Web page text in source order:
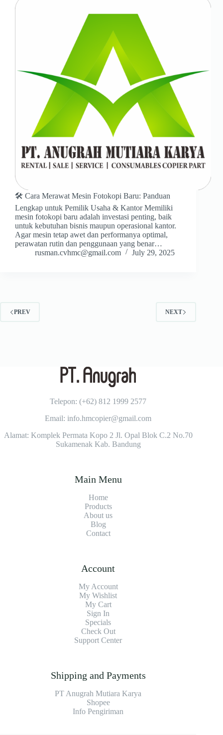
🛠️ Cara Merawat Mesin Fotokopi Baru: Panduan
Lengkap untuk Pemilik Usaha & Kantor Memiliki
mesin fotokopi baru adalah investasi penting, baik
untuk kebutuhan bisnis maupun operasional kantor.
Agar mesin tetap awet dan performanya optimal,
perawatan rutin dan penggunaan yang benar…
rusman.cvhmc@gmail.com
July 29, 2025
PREV NEXT
Telepon: (+62) 812 1999 2577
Email: info.hmcopier@gmail.com
Alamat: Komplek Permata Kopo 2 Jl. Opal Blok C.2 No.70
Sukamenak Kab. Bandung
Main Menu
Home
Products
About us
Blog
Contact
Account
My Account
My Wishlist
My Cart
Sign In
Specials
Check Out
Support Center
Shipping and Payments
PT Anugrah Mutiara Karya
Shopee
Info Pengiriman